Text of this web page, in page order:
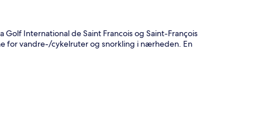
International de Saint Francois og Saint-François
for vandre-/cykelruter og snorkling i nærheden. En